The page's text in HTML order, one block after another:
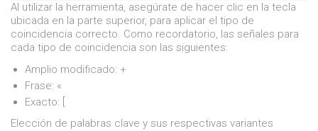
Al utilizar la herramienta, asegúrate de hacer clic en la tecla
ubicada en la parte superior, para aplicar el tipo de
coincidencia correcto. Como recordatorio, las señales para
cada tipo de coincidencia son las siguientes:
Amplio modificado: +
Frase: «
Exacto: [
Elección de palabras clave y sus respectivas variantes